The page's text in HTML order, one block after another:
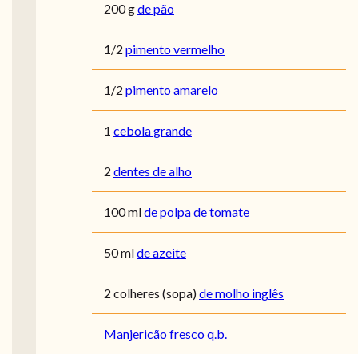
200gde pão
1/2 pimento vermelho
1/2 pimento amarelo
1 cebola grande
2 dentes de alho
100mlde polpa de tomate
50mlde azeite
2 colheres (sopa)de molho inglês
Manjericão fresco q.b.